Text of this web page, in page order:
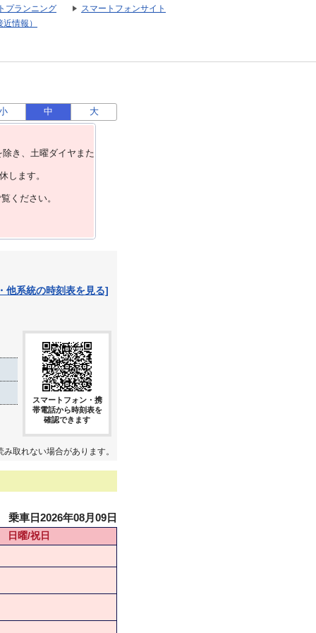
プランニング
スマートフォンサイト
情報）
中 大
き、⼟曜ダイヤまた
します。
ください。
他系統の時刻表を見る]
スマートフォン・携
帯電話から時刻表を
確認できます
取れない場合があります。
乗車日2026年08月09日
日曜/祝日